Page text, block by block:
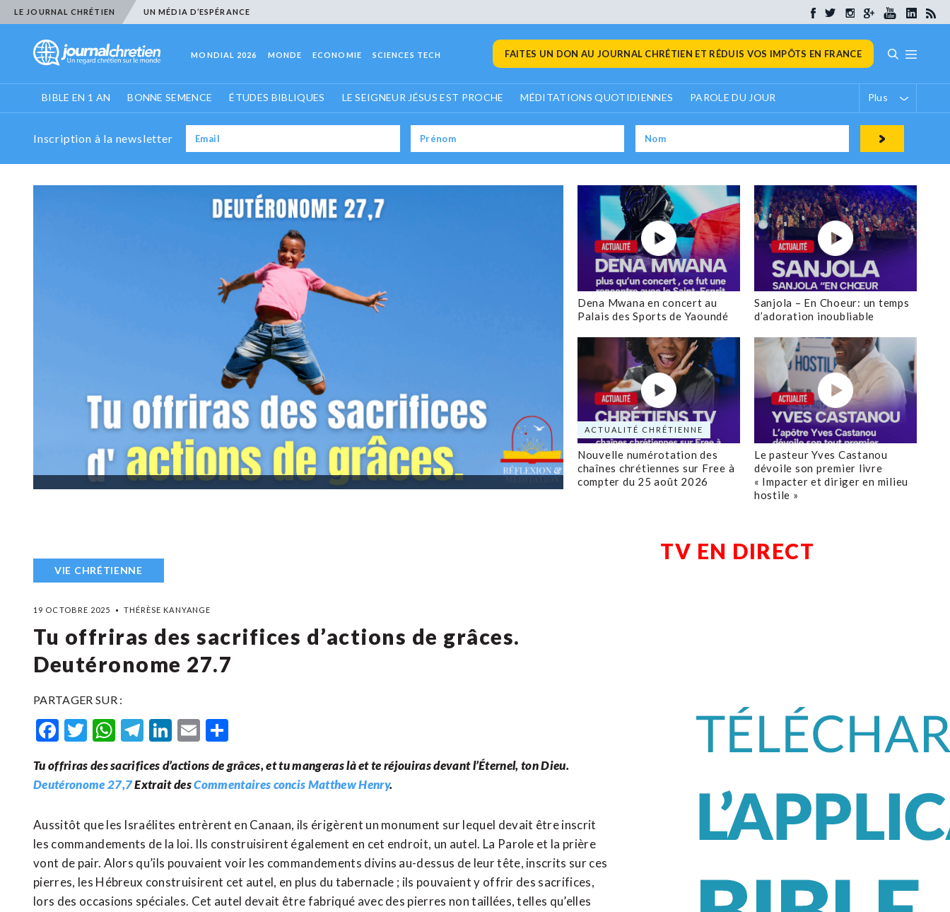
LE JOURNAL CHRÉTIEN UN MÉDIA D’ESPÉRANCE
MONDIAL 2026 MONDE ECONOMIE SCIENCES TECH FAITES UN DON AU JOURNAL CHRÉTIEN ET RÉDUIS VOS IMPÔTS EN FRANCE
BIBLE EN 1 AN BONNE SEMENCE ÉTUDES BIBLIQUES LE SEIGNEUR JÉSUS EST PROCHE MÉDITATIONS QUOTIDIENNES PAROLE DU JOUR Plus
Inscription à la newsletter
Dena Mwana en concert au
Palais des Sports de Yaoundé
Sanjola – En Choeur: un temps
d’adoration inoubliable
ACTUALITÉ CHRÉTIENNE
Nouvelle numérotation des
chaînes chrétiennes sur Free à
compter du 25 août 2026
Le pasteur Yves Castanou
dévoile son premier livre
« Impacter et diriger en milieu
hostile »
VIE CHRÉTIENNE
19 OCTOBRE 2025 THÉRÈSE KANYANGE
Tu offriras des sacrifices d’actions de grâces.
Deutéronome 27.7
PARTAGER SUR :
Facebook
Twitter
WhatsApp
Telegram
LinkedIn
Email
Tu offriras des sacrifices d’actions de grâces, et tu mangeras là et te réjouiras devant l’Éternel, ton Dieu.
Deutéronome 27,7Extrait desCommentaires concis Matthew Henry.
Aussitôt que les Israélites entrèrent en Canaan, ils érigèrent un monument sur lequel devait être inscrit
les commandements de la loi. Ils construisirent également en cet endroit, un autel. La Parole et la prière
vont de pair. Alors qu’ils pouvaient voir les commandements divins au-dessus de leur tête, inscrits sur ces
pierres, les Hébreux construisirent cet autel, en plus du tabernacle ; ils pouvaient y offrir des sacrifices,
lors des occasions spéciales. Cet autel devait être fabriqué avec des pierres non taillées, telles qu’elles
TV EN DIRECT